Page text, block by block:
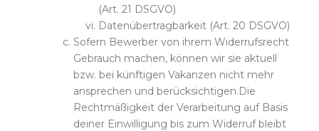
(Art. 21 DSGVO)
Datenübertragbarkeit (Art. 20 DSGVO)
Sofern Bewerber von ihrem Widerrufsrecht
Gebrauch machen, können wir sie aktuell
bzw. bei künftigen Vakanzen nicht mehr
ansprechen und berücksichtigen.Die
Rechtmäßigkeit der Verarbeitung auf Basis
deiner Einwilligung bis zum Widerruf bleibt